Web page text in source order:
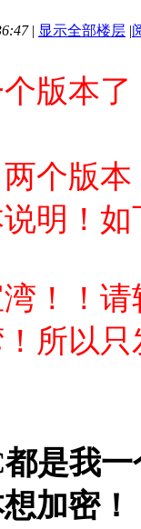
| 显示全部楼层 |
版本
个版
明！如
！！
所以
是我
加密！